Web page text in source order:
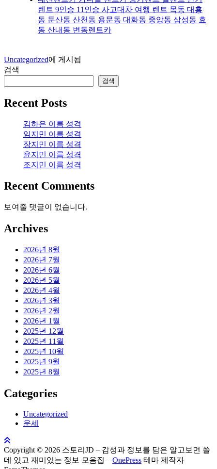
렌트 9인승 11인승 사고대차 여행 렌트 목동 대흥
동 둔산동 산천동 용문동 대화동 중앙동 삼성동 효
동 산내동 변동렌트카
Uncategorized에 게시됨
검색
검색
Recent Posts
김하은 이름 성격
임지민 이름 성격
장지민 이름 성격
윤지민 이름 성격
조지민 이름 성격
Recent Comments
보여줄 댓글이 없습니다.
Archives
2026년 8월
2026년 7월
2026년 6월
2026년 5월
2026년 4월
2026년 3월
2026년 2월
2026년 1월
2025년 12월
2025년 11월
2025년 10월
2025년 9월
2025년 8월
Categories
Uncategorized
운세
Copyright © 2026 스토리JD – 감성과 정보를 담은 알고보면 쓸
데 있고 재미있는 정보 모음집 – OnePress 테마 제작자